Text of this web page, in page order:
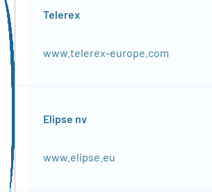
Telerex
www.telerex-europe.com
Elipse nv
www.elipse.eu